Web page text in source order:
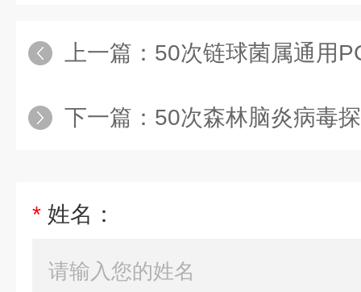
上一篇： 50次链球菌属通用
下一篇： 50次森林脑炎病毒探针
* 姓名：